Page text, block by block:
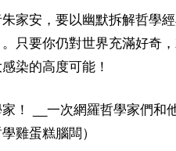
家安，要以幽默拆解哲學
只要你仍對世界充滿好奇
染的高度可能！
！ __一次網羅哲學家們和
雞蛋糕腦闆）